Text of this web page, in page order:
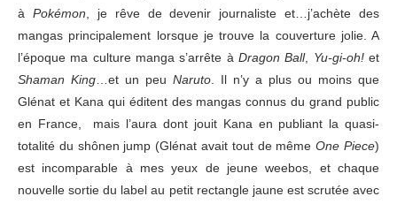
à Pokémon, je rêve de devenir journaliste et…j’achète des
mangas principalement lorsque je trouve la couverture jolie. A
l’époque ma culture manga s’arrête à Dragon Ball, Yu-gi-oh!et
Shaman King…et un peu Naruto. Il n’y a plus ou moins que
Glénat et Kana qui éditent des mangas connus du grand public
en France, mais l’aura dont jouit Kana en publiant la quasi-
totalité du shônen jump (Glénat avait tout de mêmeOne Piece)
est incomparable à mes yeux de jeune weebos, et chaque
nouvelle sortie du label au petit rectangle jaune est scrutée avec